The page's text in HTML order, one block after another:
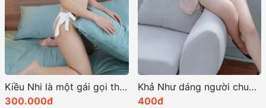
Kiều Nhi là một gái gọi thủ đức hot với vẻ đẹp quyến rũ
300.000đ
Khả Như dáng người chuẩn gương mặt thanh tú
400đ